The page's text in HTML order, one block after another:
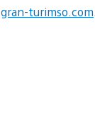
gran-turimso.com